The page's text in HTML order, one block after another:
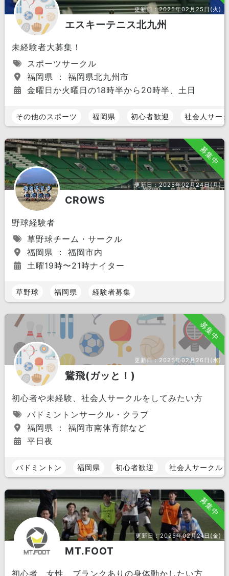
更新日：2025年02月25日(火)
エスキーテニス北九州
未経験者大募集！
スポーツサークル
福岡県 ： 福岡県北九州市
金曜日か火曜日の18時半から20時半、土日
その他のスポーツ 福岡県 初心者歓迎 社会人サー
募集中
更新日：2025年02月24日(月)
CROWS
野球経験者
草野球チーム・サークル
福岡県 ： 福岡市内
土曜19時〜21時ナイター
草野球 福岡県 経験者募集
募集中
更新日：2025年02月26日(水)
鵞飛(ガッと！)
初心者や未経験、社会人サークルをしてみたい方
バドミントンサークル・クラブ
福岡県 ： 福岡市南体育館など
平日夜
バドミントン 福岡県 初心者歓迎 社会人サークル
募集中
更新日：2025年02月21日(金)
MT.FOOT
初心者、女性、ブランクありの身体動かしたい方